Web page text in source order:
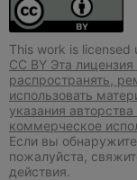
This work is
CC BY Эта
распространять,
использовать
указания
коммерческое
Если вы
пожалуйста,
действия.